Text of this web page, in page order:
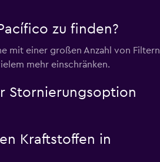
zu finden?
mit einer großen Anzahl von Filtern
mehr einschränken.
Stornierungsoption
Kraftstoffen in